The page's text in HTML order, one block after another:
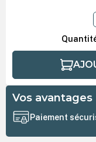
Vos avantages
Paiement